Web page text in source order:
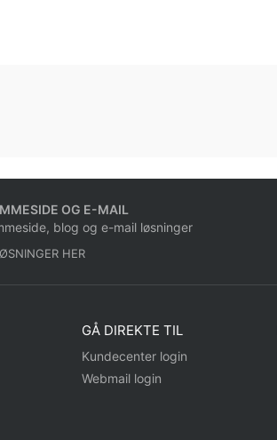
OG E-MAIL
blog og e-mail løsninger
HER
GÅ DIREKTE TIL
Kundecenter login
Webmail login